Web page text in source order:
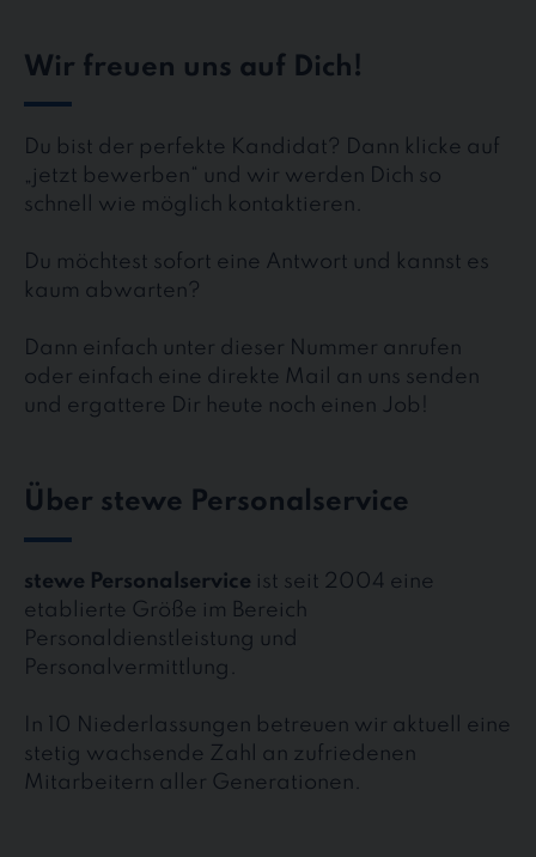
Wir freuen uns auf Dich!
Du bist der perfekte Kandidat? Dann klicke auf
„jetzt bewerben“ und wir werden Dich so
schnell wie möglich kontaktieren.
Du möchtest sofort eine Antwort und kannst es
kaum abwarten?
Dann einfach unter dieser Nummer anrufen
oder einfach eine direkte Mail an uns senden
und ergattere Dir heute noch einen Job!
Über stewe Personalservice
stewe Personalservice ist seit 2004 eine
etablierte Größe im Bereich
Personaldienstleistung und
Personalvermittlung.
In 10 Niederlassungen betreuen wir aktuell eine
stetig wachsende Zahl an zufriedenen
Mitarbeitern aller Generationen.